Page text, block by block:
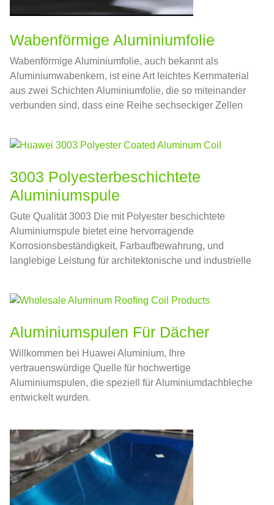
Wabenförmige Aluminiumfolie
Wabenförmige Aluminiumfolie, auch bekannt als
Aluminiumwabenkern, ist eine Art leichtes Kernmaterial
aus zwei Schichten Aluminiumfolie, die so miteinander
verbunden sind, dass eine Reihe sechseckiger Zellen
3003 Polyesterbeschichtete
Aluminiumspule
Gute Qualität 3003 Die mit Polyester beschichtete
Aluminiumspule bietet eine hervorragende
Korrosionsbeständigkeit, Farbaufbewahrung, und
langlebige Leistung für architektonische und industrielle
Aluminiumspulen Für Dächer
Willkommen bei Huawei Aluminium, Ihre
vertrauenswürdige Quelle für hochwertige
Aluminiumspulen, die speziell für Aluminiumdachbleche
entwickelt wurden.